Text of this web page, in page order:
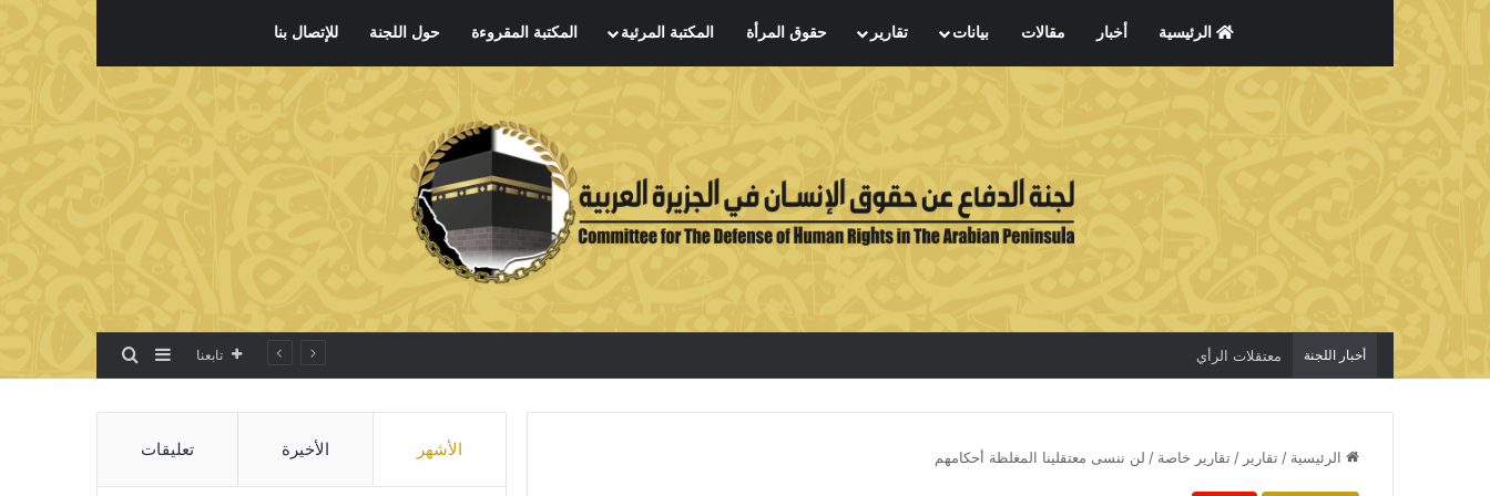
الرئيسية أخبار مقالات بيانات تقارير حقوق المرأة المكتبة المرئية المكتبة المقروءة حول اللجنة للإتصال بنا
أخبار اللجنة معتقلات الرأي تابعنا إضافة عمود جانبي
بحث عن
الرئيسية / تقارير / تقارير خاصة / لن ننسى معتقلينا المغلظة أحكامهم الأشهر الأخيرة تعليقات